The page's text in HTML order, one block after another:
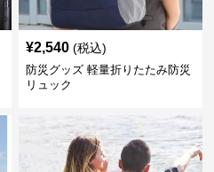
¥2,540 (税込)
防災グッズ 軽量折りたたみ防災
リュック